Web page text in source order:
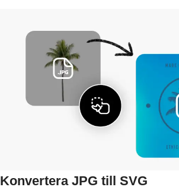
Konvertera JPG till SVG